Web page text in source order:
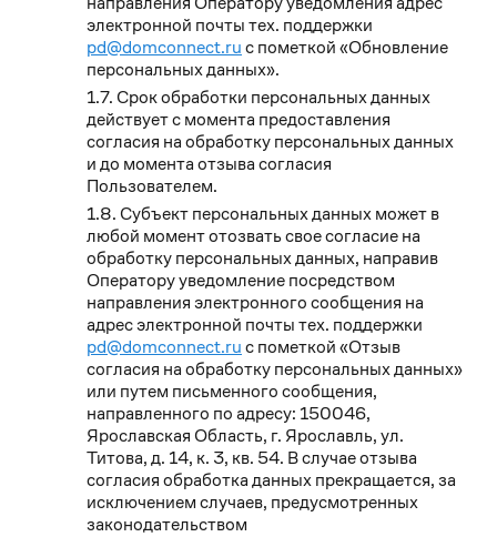
электронной почты тех. поддержки
pd@domconnect.ruс пометкой «Обновление
персональных данных».
Срок обработки персональных данных
действует с момента предоставления
согласия на обработку персональных данных
и до момента отзыва согласия
Пользователем.
Субъект персональных данных может в
любой момент отозвать свое согласие на
обработку персональных данных, направив
Оператору уведомление посредством
направления электронного сообщения на
адрес электронной почты тех. поддержки
pd@domconnect.ruс пометкой «Отзыв
согласия на обработку персональных данных»
или путем письменного сообщения,
направленного по адресу: 150046,
Ярославская Область, г. Ярославль, ул.
Титова, д. 14, к. 3, кв. 54. В случае отзыва
согласия обработка данных прекращается, за
исключением случаев, предусмотренных
законодательством